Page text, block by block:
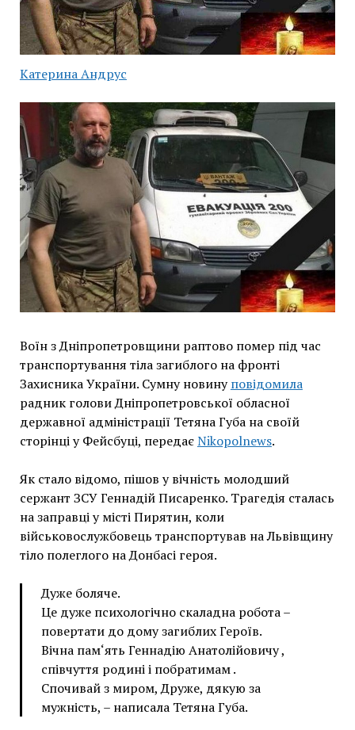
Катерина Андрус
Воїн з Дніпропетровщини раптово помер під час
транспортування тіла загиблого на фронті
Захисника України. Сумну новинуповідомила
радник голови Дніпропетровської обласної
державної адміністрації Тетяна Губа на своїй
сторінці у Фейсбуці, передаєNikopolnews.
Як стало відомо, пішов у вічність молодший
сержант ЗСУ Геннадій Писаренко. Трагедія сталась
на заправці у місті Пирятин, коли
військовослужбовець транспортував на Львівщину
тіло полеглого на Донбасі героя.
Дуже боляче.
Це дуже психологічно скаладна робота –
повертати до дому загиблих Героїв.
Вічна пам‘ять Геннадію Анатолійовичу ,
співчуття родині і побратимам .
Спочивай з миром, Друже, дякую за
мужність, – написала Тетяна Губа.